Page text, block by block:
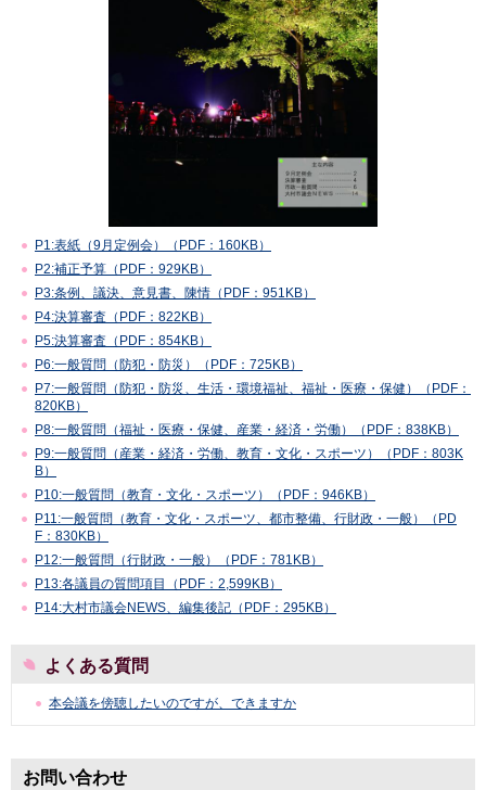
P1:表紙（9月定例会）（PDF：160KB）
P2:補正予算（PDF：929KB）
P3:条例、議決、意見書、陳情（PDF：951KB）
P4:決算審査（PDF：822KB）
P5:決算審査（PDF：854KB）
P6:一般質問（防犯・防災）（PDF：725KB）
P7:一般質問（防犯・防災、生活・環境福祉、福祉・医療・保健）（PDF：
820KB）
P8:一般質問（福祉・医療・保健、産業・経済・労働）（PDF：838KB）
P9:一般質問（産業・経済・労働、教育・文化・スポーツ）（PDF：803K
B）
P10:一般質問（教育・文化・スポーツ）（PDF：946KB）
P11:一般質問（教育・文化・スポーツ、都市整備、行財政・一般）（PD
F：830KB）
P12:一般質問（行財政・一般）（PDF：781KB）
P13:各議員の質問項目（PDF：2,599KB）
P14:大村市議会NEWS、編集後記（PDF：295KB）
よくある質問
本会議を傍聴したいのですが、できますか
お問い合わせ